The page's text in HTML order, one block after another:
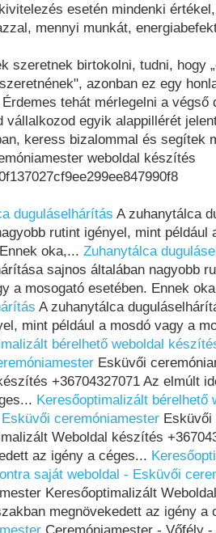
esetén mindenki
mennyi munkát,
szeretnek birtokolni, tudni, hogy
azonban ez egy
tehát mérlegelni a végső
vállalkozod egyik alappillérét
keress bizalommal és segítek
weboldal készítés
duguláselhárítás A zuhanytálca
rutint igényel, mint például
oka,... Zuhanytálca
sajnos általában nagyobb
a mosogató esetében. Ennek
A zuhanytálca
mint például a mosdó vagy a
bérelhető weboldal
Esküvői
+36704327071 Az elmúlt
Keresőoptimalizált
ceremóniamester Esküvői
Weboldal készítés
az igény a céges...
saját weboldal - Esküvői
Keresőoptimalizált
megnövekedett az igény a